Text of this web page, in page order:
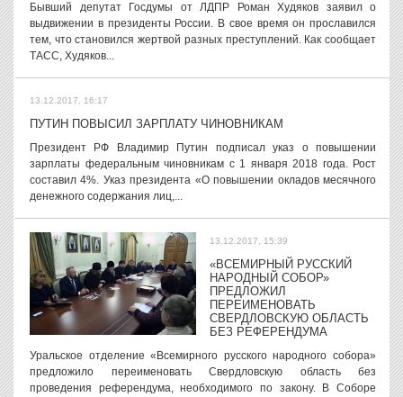
Бывший депутат Госдумы от ЛДПР Роман Худяков заявил о
выдвижении в президенты России. В свое время он прославился
тем, что становился жертвой разных преступлений. Как сообщает
ТАСС, Худяков...
13.12.2017, 16:17
ПУТИН ПОВЫСИЛ ЗАРПЛАТУ ЧИНОВНИКАМ
Президент РФ Владимир Путин подписал указ о повышении
зарплаты федеральным чиновникам с 1 января 2018 года. Рост
составил 4%. Указ президента «О повышении окладов месячного
денежного содержания лиц,...
13.12.2017, 15:39
«ВСЕМИРНЫЙ РУССКИЙ
НАРОДНЫЙ СОБОР»
ПРЕДЛОЖИЛ
ПЕРЕИМЕНОВАТЬ
СВЕРДЛОВСКУЮ ОБЛАСТЬ
БЕЗ РЕФЕРЕНДУМА
Уральское отделение «Всемирного русского народного собора»
предложило переименовать Свердловскую область без
проведения референдума, необходимого по закону. В Соборе